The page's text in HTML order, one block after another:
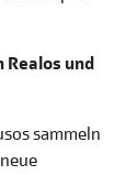
und
sammeln